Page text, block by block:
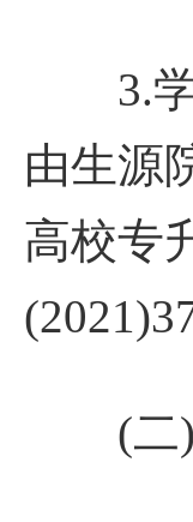
3.学
由生源
高校专
(二)